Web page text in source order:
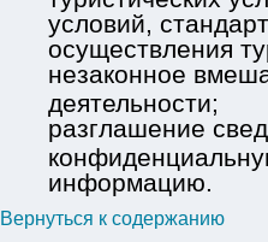
условий,
осуществления
незаконное
деятельности;
разглашение
информацию.
Вернуться к содержанию